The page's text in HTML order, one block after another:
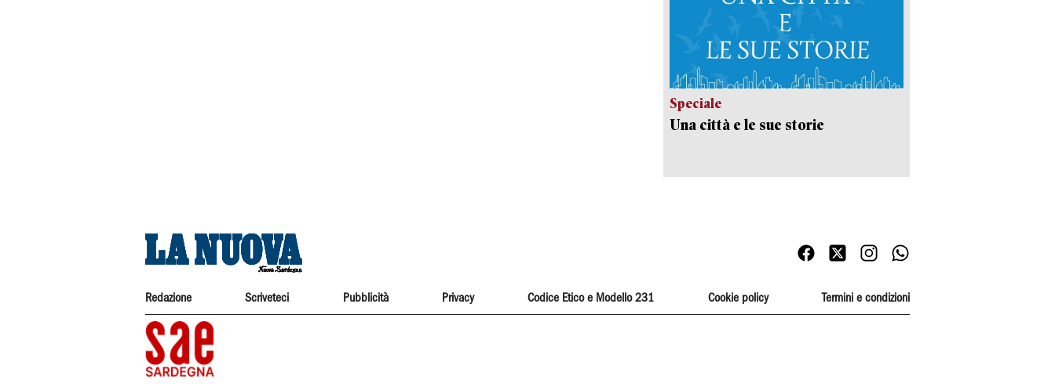
Speciale
Una città e le sue storie
Redazione Scriveteci Pubblicità Privacy Codice Etico e Modello 231 Cookie policy Termini e condizioni